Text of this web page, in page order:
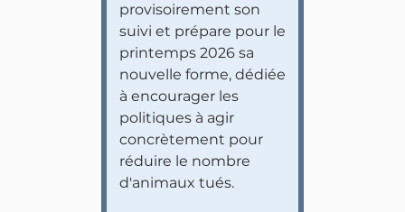
provisoirement son
suivi et prépare pour le
printemps 2026 sa
nouvelle forme, dédiée
à encourager les
politiques à agir
concrètement pour
réduire le nombre
d'animaux tués.